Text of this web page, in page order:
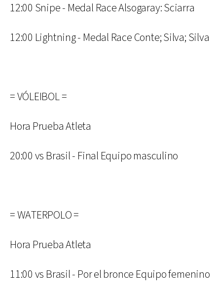
12:00 Snipe - Medal Race Alsogaray: Sciarra
12:00 Lightning - Medal Race Conte; Silva; Silva
= VÓLEIBOL =
Hora Prueba Atleta
20:00 vs Brasil - Final Equipo masculino
= WATERPOLO =
Hora Prueba Atleta
11:00 vs Brasil - Por el bronce Equipo femenino